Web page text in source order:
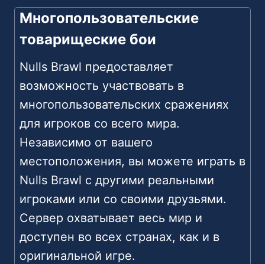
Многопользовательские
товарищеские бои
Nulls Brawl предоставляет
возможность участвовать в
многопользовательских сражениях
для игроков со всего мира.
Независимо от вашего
местоположения, вы можете играть в
Nulls Brawl с другими реальными
игроками или со своими друзьями.
Сервер охватывает весь мир и
доступен во всех странах, как и в
оригинальной игре.